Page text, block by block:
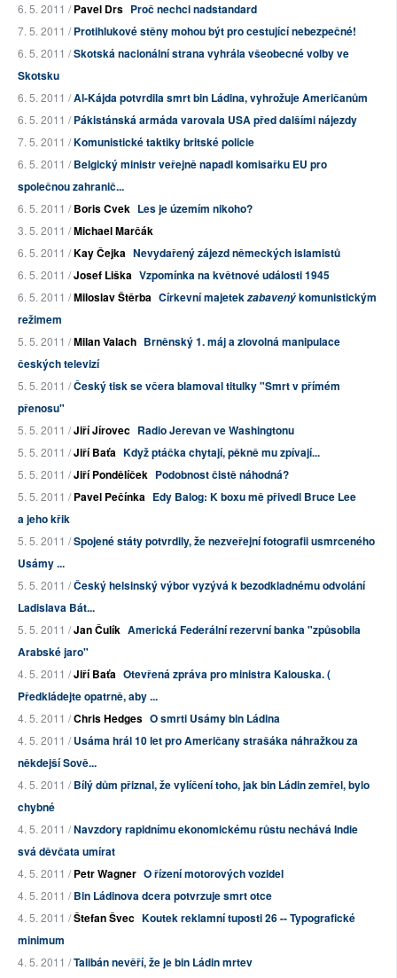
6. 5. 2011 /Pavel Drs Proč nechci nadstandard
7. 5. 2011 /Protihlukové stěny mohou být pro cestující nebezpečné!
6. 5. 2011 /Skotská nacionální strana vyhrála všeobecné volby ve
Skotsku
6. 5. 2011 /Al-Kájda potvrdila smrt bin Ládina, vyhrožuje Američanům
6. 5. 2011 /Pákistánská armáda varovala USA před dalšími nájezdy
7. 5. 2011 /Komunistické taktiky britské policie
6. 5. 2011 /Belgický ministr veřejně napadl komisařku EU pro
společnou zahranič...
6. 5. 2011 /Boris Cvek Les je územím nikoho?
3. 5. 2011 /Michael Marčák
6. 5. 2011 /Kay Čejka Nevydařený zájezd německých islamistů
6. 5. 2011 /Josef Liška Vzpomínka na květnové události 1945
6. 5. 2011 /Miloslav Štěrba Církevní majetekzabavenýkomunistickým
režimem
5. 5. 2011 /Milan Valach Brněnský 1. máj a zlovolná manipulace
českých televizí
5. 5. 2011 /Český tisk se včera blamoval titulky "Smrt v přímém
přenosu"
5. 5. 2011 /Jiří Jírovec Radio Jerevan ve Washingtonu
5. 5. 2011 /Jiří Baťa Když ptáčka chytají, pěkně mu zpívají...
5. 5. 2011 /Jiří Pondělíček Podobnost čistě náhodná?
5. 5. 2011 /Pavel Pečínka Edy Balog: K boxu mě přivedl Bruce Lee
a jeho křik
5. 5. 2011 /Spojené státy potvrdily, že nezveřejní fotografii usmrceného
Usámy ...
5. 5. 2011 /Český helsinský výbor vyzývá k bezodkladnému odvolání
Ladislava Bát...
5. 5. 2011 /Jan Čulík Americká Federální rezervní banka "způsobila
Arabské jaro"
4. 5. 2011 /Jiří Baťa Otevřená zpráva pro ministra Kalouska. (
Předkládejte opatrně, aby ...
4. 5. 2011 /Chris Hedges O smrti Usámy bin Ládina
4. 5. 2011 /Usáma hrál 10 let pro Američany strašáka náhražkou za
někdejší Sově...
4. 5. 2011 /Bílý dům přiznal, že vylíčení toho, jak bin Ládin zemřel, bylo
chybné
4. 5. 2011 /Navzdory rapidnímu ekonomickému růstu nechává Indie
svá děvčata umírat
4. 5. 2011 /Petr Wagner O řízení motorových vozidel
4. 5. 2011 /Bin Ládinova dcera potvrzuje smrt otce
4. 5. 2011 /Štefan Švec Koutek reklamní tuposti 26 -- Typografické
minimum
4. 5. 2011 /Talibán nevěří, že je bin Ládin mrtev